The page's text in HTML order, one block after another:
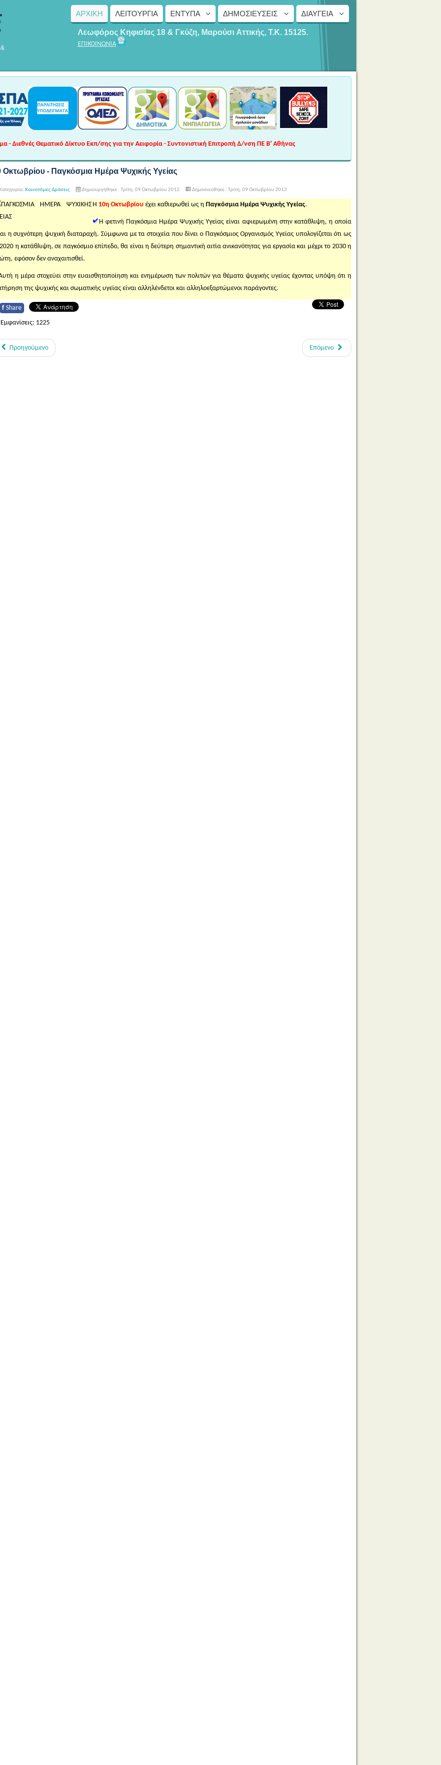
ΑΡΧΙΚΗ ΛΕΙΤΟΥΡΓΊΑ ΈΝΤΥΠΑ ΔΗΜΟΣΙΕΎΣΕΙΣ ΔΙΑΎΓΕΙΑ
Λεωφόρος Κηφισίας 18 & Γκύζη, Μαρούσι Αττικής, Τ.Κ. 15125.
ΕΠΙΚΟΙΝΩΝΙΑ
- Διεθνές Θεματικό Δίκτυο Εκπ/σης για την Αειφορία - Συντονιστική Επιτροπή Δ/νση ΠΕ Β' Αθήνας
Οκτωβρίου - Παγκόσμια Ημέρα Ψυχικής Υγείας
Καινοτόμες Δράσεις Δημιουργήθηκε : Τρίτη, 09 Οκτωβρίου 2012 Δημοσιεύθηκε : Τρίτη, 09 Οκτωβρίου 2012
Η 10η Οκτωβρίου έχει καθιερωθεί ως η Παγκόσμια Ημέρα Ψυχικής Υγείας.
Η φετινή Παγκόσμια Ημέρα Ψυχικής Υγείας είναι αφιερωμένη στην κατάθλιψη, η οποία
η συχνότερη ψυχική διαταραχή. Σύμφωνα με τα στοιχεία που δίνει ο Παγκόσμιος Οργανισμός Υγείας υπολογίζεται ότι ως
η κατάθλιψη, σε παγκόσμιο επίπεδο, θα είναι η δεύτερη σημαντική αιτία ανικανότητας για εργασία και μέχρι το 2030 η
εφόσον δεν αναχαιτισθεί.
η μέρα στοχεύει στην ευαισθητοποίηση και ενημέρωση των πολιτών για θέματα ψυχικής υγείας έχοντας υπόψη ότι η
της ψυχικής και σωματικής υγείας είναι αλληλένδετοι και αλληλοεξαρτώμενοι παράγοντες.
f Share
Εμφανίσεις: 1225
Προηγούμενο Επόμενο